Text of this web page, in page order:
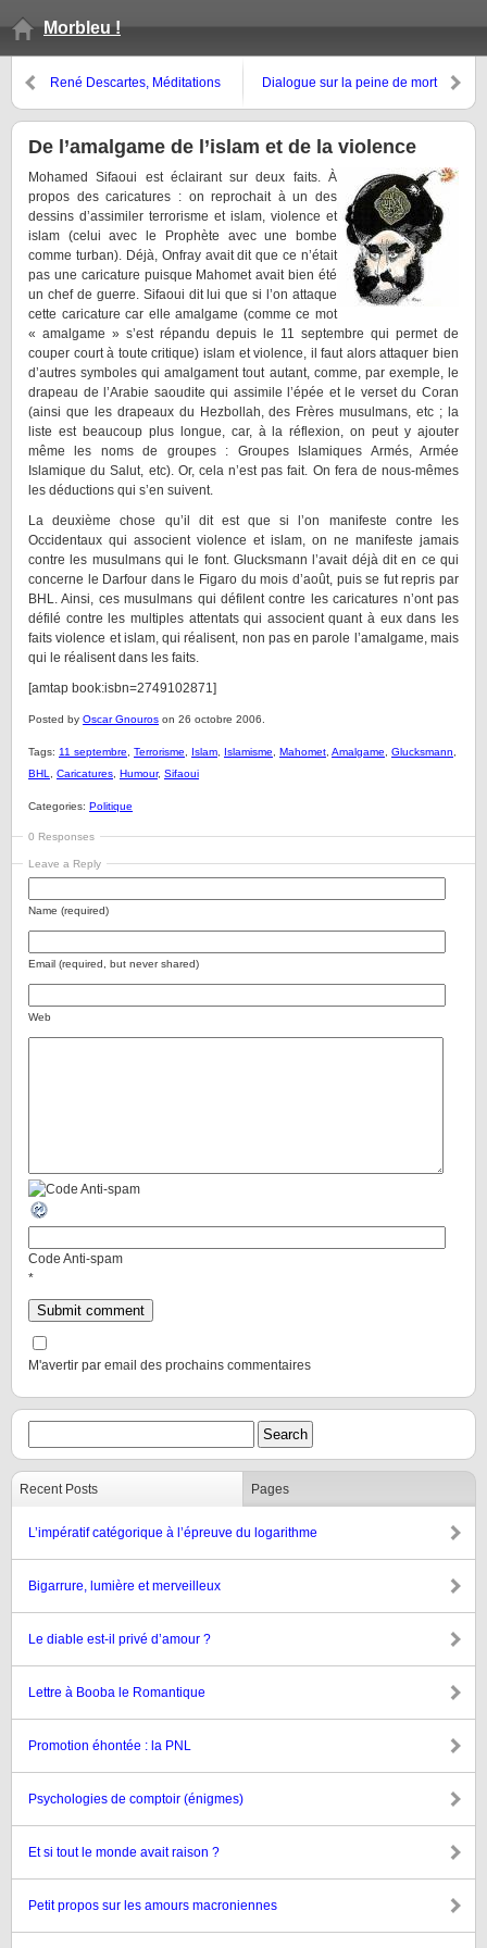
Morbleu !
René Descartes, Méditations
quatrième
Dialogue sur la peine de mort
De l’amalgame de l’islam et de la violence
Mohamed Sifaoui est éclairant sur deux faits. À
propos des caricatures : on reprochait à un des
dessins d’assimiler terrorisme et islam, violence et
islam (celui avec le Prophète avec une bombe
comme turban). Déjà, Onfray avait dit que ce n’était
pas une caricature puisque Mahomet avait bien été
un chef de guerre. Sifaoui dit lui que si l’on attaque
cette caricature car elle amalgame (comme ce mot
« amalgame » s’est répandu depuis le 11 septembre qui permet de
couper court à toute critique) islam et violence, il faut alors attaquer bien
d’autres symboles qui amalgament tout autant, comme, par exemple, le
drapeau de l’Arabie saoudite qui assimile l’épée et le verset du Coran
(ainsi que les drapeaux du Hezbollah, des Frères musulmans, etc ; la
liste est beaucoup plus longue, car, à la réflexion, on peut y ajouter
même les noms de groupes : Groupes Islamiques Armés, Armée
Islamique du Salut, etc). Or, cela n’est pas fait. On fera de nous-mêmes
les déductions qui s’en suivent.
La deuxième chose qu’il dit est que si l’on manifeste contre les
Occidentaux qui associent violence et islam, on ne manifeste jamais
contre les musulmans qui le font. Glucksmann l’avait déjà dit en ce qui
concerne le Darfour dans le Figaro du mois d’août, puis se fut repris par
BHL. Ainsi, ces musulmans qui défilent contre les caricatures n’ont pas
défilé contre les multiples attentats qui associent quant à eux dans les
faits violence et islam, qui réalisent, non pas en parole l’amalgame, mais
qui le réalisent dans les faits.
[amtap book:isbn=2749102871]
Posted by Oscar Gnouros on 26 octobre 2006.
Tags: 11 septembre Terrorisme Islam Islamisme Mahomet Amalgame Glucksmann
BHL
Caricatures Humour, Sifaoui
Categories: Politique
0 Responses
Leave a Reply
Name (required)
Email (required, but never shared)
Web
Code Anti-spam
*
M'avertir par email des prochains commentaires
Recent Posts Pages
L’impératif catégorique à l’épreuve du logarithme
Bigarrure, lumière et merveilleux
Le diable est-il privé d’amour ?
Lettre à Booba le Romantique
Promotion éhontée : la PNL
Psychologies de comptoir (énigmes)
Et si tout le monde avait raison ?
Petit propos sur les amours macroniennes